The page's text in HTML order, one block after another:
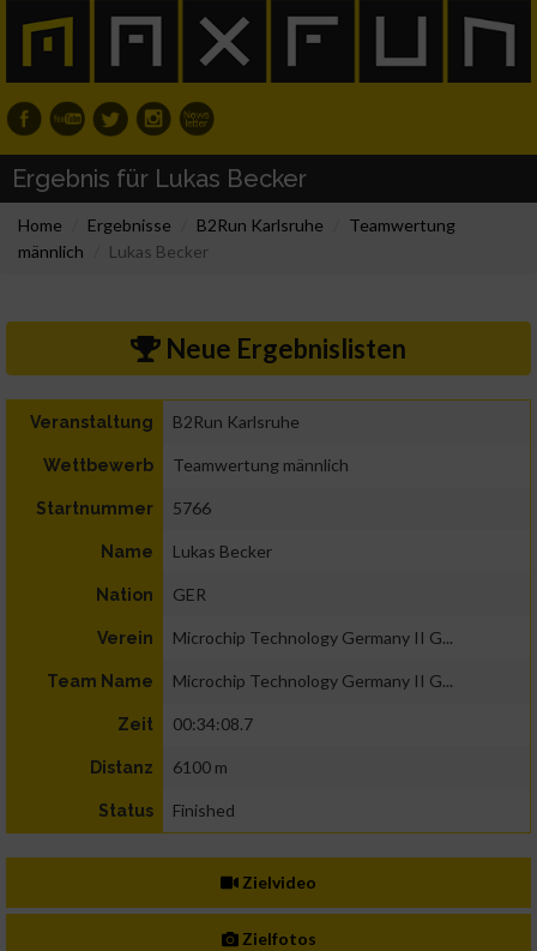
Ergebnis für Lukas Becker
Home Ergebnisse B2Run Karlsruhe
Teamwertung
männlich
Lukas Becker
Neue Ergebnislisten
Veranstaltung B2Run Karlsruhe
Wettbewerb Teamwertung männlich
Startnummer 5766
Name Lukas Becker
Nation GER
Verein Microchip Technology Germany II G...
Team Name Microchip Technology Germany II G...
Zeit 00:34:08.7
Distanz 6100 m
Status Finished
Zielvideo
Zielfotos